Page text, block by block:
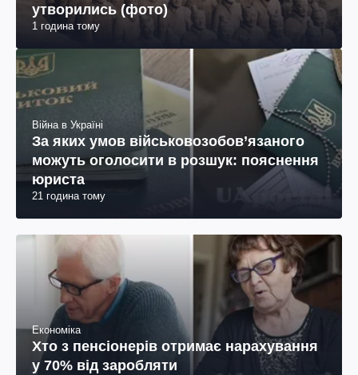
утворились (фото)
1 година тому
Війна в Україні
За яких умов військовозобов’язаного
можуть оголосити в розшук: пояснення
юриста
21 година тому
Економіка
Хто з пенсіонерів отримає нарахування
у 70% від заробляти